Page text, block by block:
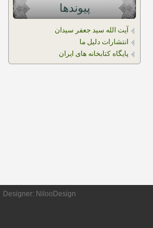
پیوندها
آیت الله سید جعفر سیدان
انتشارات دلیل ما
پایگاه کتابخانه های ایران
Designer: NilooDesign